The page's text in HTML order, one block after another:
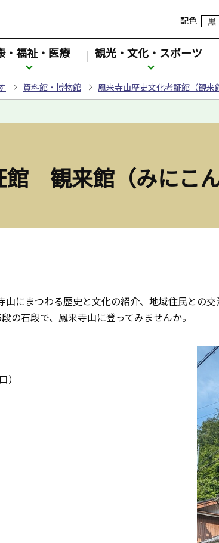
配色
・福祉・医療 観光・文化・スポーツ
資料館・博物館 鳳来寺山歴史文化考証館（観来
観来館（みにこん
にまつわる歴史と文化の紹介、地域住民との交
の石段で、鳳来寺山に登ってみませんか。